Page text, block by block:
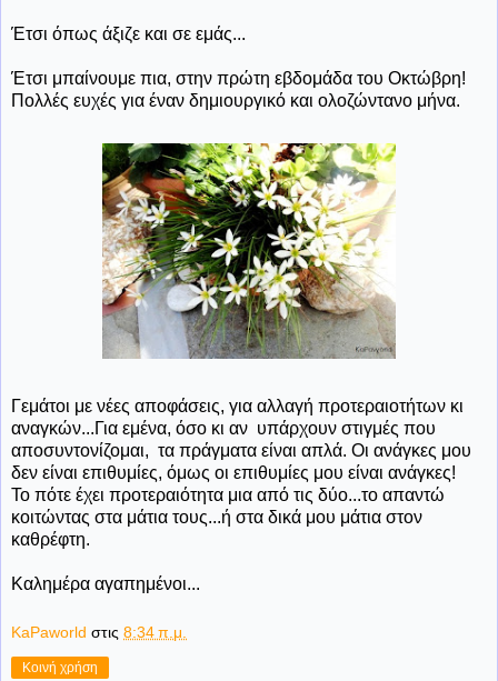
Έτσι όπως άξιζε και σε εμάς...
Έτσι μπαίνουμε πια, στην πρώτη εβδομάδα του Οκτώβρη!
Πολλές ευχές για έναν δημιουργικό και ολοζώντανο μήνα.
Γεμάτοι με νέες αποφάσεις, για αλλαγή προτεραιοτήτων κι
αναγκών...Για εμένα, όσο κι αν υπάρχουν στιγμές που
αποσυντονίζομαι, τα πράγματα είναι απλά. Οι ανάγκες μου
δεν είναι επιθυμίες, όμως οι επιθυμίες μου είναι ανάγκες!
Το πότε έχει προτεραιότητα μια από τις δύο...το απαντώ
κοιτώντας στα μάτια τους...ή στα δικά μου μάτια στον
καθρέφτη.
Καλημέρα αγαπημένοι...
KaPaworld στις 8:34 π.μ.
Κοινή χρήση